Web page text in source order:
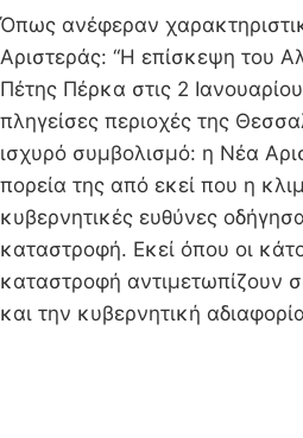
Όπως ανέφεραν
Αριστεράς: “Η επίσκεψη του
Πέτης Πέρκα στις 2
πληγείσες περιοχές της
ισχυρό συμβολισμό: η Νέα
πορεία της από εκεί που η
κυβερνητικές ευθύνες
καταστροφή. Εκεί όπου οι
καταστροφή αντιμετωπίζουν
και την κυβερνητική